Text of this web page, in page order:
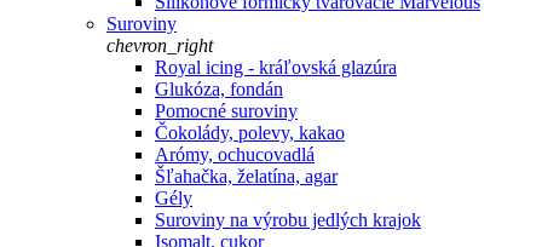
Suroviny
chevron_right
Royal icing - kráľovská glazúra
Glukóza, fondán
Pomocné suroviny
Čokolády, polevy, kakao
Arómy, ochucovadlá
Šľahačka, želatína, agar
Gély
Suroviny na výrobu jedlých krajok
Isomalt, cukor